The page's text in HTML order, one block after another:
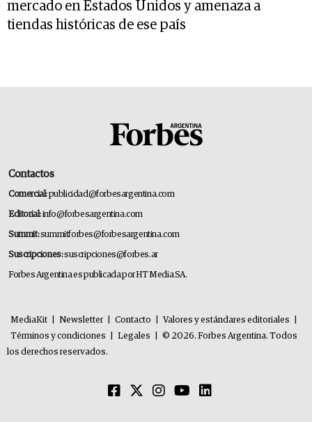
mercado en Estados Unidos y amenaza a
tiendas históricas de ese país
Contactos
Comercial:publicidad@forbesargentina.com
Editorial:info@forbesargentina.com
Summit:summitforbes@forbesargentina.com
Suscripciones:suscripciones@forbes.ar
Forbes Argentina es publicada por HT Media SA.
MediaKit Newsletter Contacto Valores y estándares editoriales
Términos y condiciones
Legales
© 2026. Forbes Argentina. Todos
los derechos reservados.